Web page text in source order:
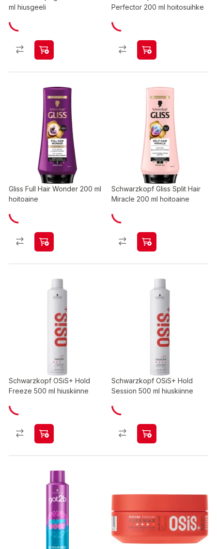
ml hiusgeeli
Perfector 200 ml hoitosuihke
Gliss Full Hair Wonder 200 ml
hoitoaine
Schwarzkopf Gliss Split Hair
Miracle 200 ml hoitoaine
Schwarzkopf OSiS+ Hold
Freeze 500 ml hiuskiinne
Schwarzkopf OSiS+ Hold
Session 500 ml hiuskiinne